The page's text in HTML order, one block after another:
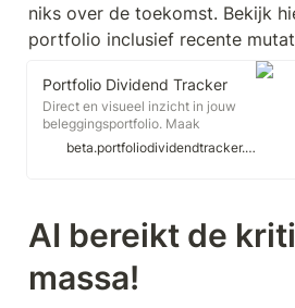
niks over de toekomst. Bekijk
portfolio inclusief recente
Portfolio Dividend Tracker
Direct en visueel inzicht in jouw
beleggingsportfolio. Maak
onmisbare analyses voor een
veilige financiële toekomst.
beta.portfoliodividendtracker.com
AI bereikt de
massa!